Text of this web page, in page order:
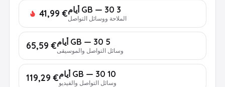
3 GB — 30 أيام
الملاحة ووسائل التواصل€ 41,99
5 GB — 30 أيام
وسائل التواصل والموسيقى€ 65,59
10 GB — 30 أيام
وسائل التواصل والفيديو€ 119,29